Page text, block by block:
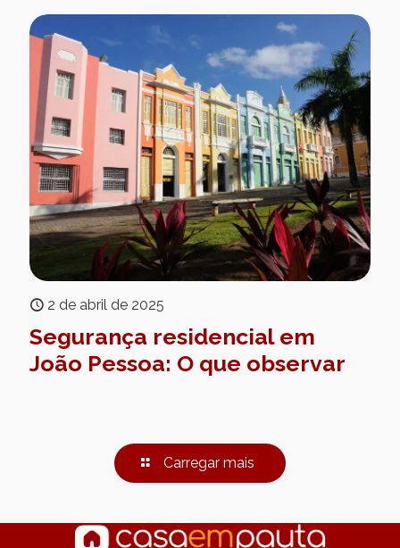
2 de abril de 2025
Segurança residencial em
João Pessoa: O que observar
Carregar mais